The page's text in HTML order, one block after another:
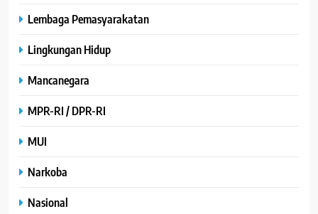
Lembaga Pemasyarakatan
Lingkungan Hidup
Mancanegara
MPR-RI / DPR-RI
MUI
Narkoba
Nasional